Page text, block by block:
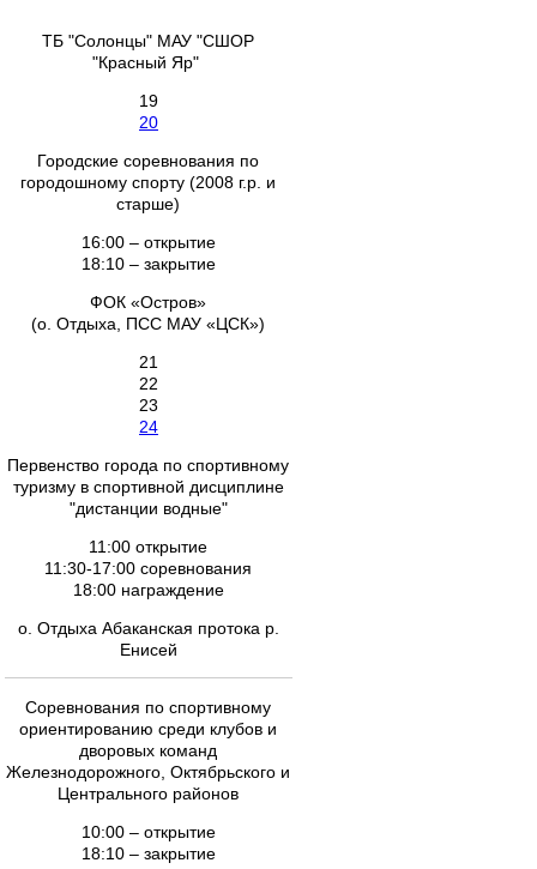
ТБ "Солонцы" МАУ "СШОР
"Красный Яр"
19
20
Городские соревнования по
городошному спорту (2008 г.р. и
старше)
16:00 – открытие
18:10 – закрытие
ФОК «Остров»
(о. Отдыха, ПСС МАУ «ЦСК»)
21
22
23
24
Первенство города по спортивному
туризму в спортивной дисциплине
"дистанции водные"
11:00 открытие
11:30-17:00 соревнования
18:00 награждение
о. Отдыха Абаканская протока р.
Енисей
Соревнования по спортивному
ориентированию среди клубов и
дворовых команд
Железнодорожного, Октябрьского и
Центрального районов
10:00 – открытие
18:10 – закрытие